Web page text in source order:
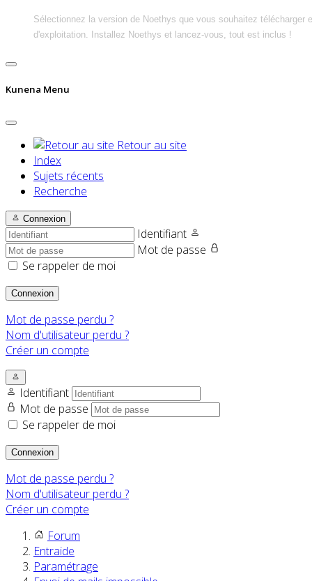
Sélectionnez la version de Noethys que vous souhaitez télécharger
d'exploitation. Installez Noethys et lancez-vous, tout est inclus !
Kunena Menu
Retour au site
Index
Sujets récents
Recherche
Connexion
Identifiant
Mot de passe
Se rappeler de moi
Connexion
Mot de passe perdu ?
Nom d'utilisateur perdu ?
Créer un compte
Identifiant
Mot de passe
Se rappeler de moi
Connexion
Mot de passe perdu ?
Nom d'utilisateur perdu ?
Créer un compte
Forum
Entraide
Paramétrage